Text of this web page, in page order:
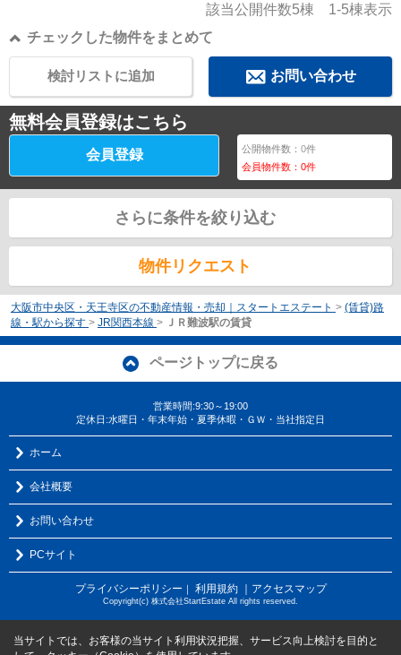
該当公開件数5棟 1-5棟表示
チェックした物件をまとめて
お問い合わせ
検討リストに追加
無料会員登録はこちら
会員登録 公開物件数：0件
会員物件数：0件
さらに条件を絞り込む
物件リクエスト
大阪市中央区・天王寺区の不動産情報・売却｜スタートエステート > (賃貸)路
線・駅から探す > JR関西本線 > ＪＲ難波駅の賃貸
ページトップに戻る
営業時間:9:30～19:00
定休日:水曜日・年末年始・夏季休暇・ＧＷ・当社指定日
ホーム
会社概要
お問い合わせ
PCサイト
プライバシーポリシー ｜ 利用規約 ｜アクセスマップ
Copyright(c) 株式会社StartEstate All rights reserved.
当サイトでは、お客様の当サイト利用状況把握、サービス向上検討を目的と